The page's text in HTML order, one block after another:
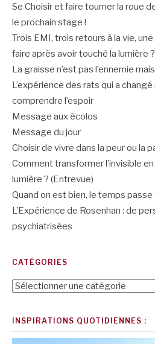
Se Choisir et faire tourner la roue
le prochain stage !
Trois EMI, trois retours à la vie,
faire après avoir touché la lumière ?
La graisse n’est pas l’ennemie
L’expérience des rats qui a
comprendre l’espoir
Message aux écolos
Message du jour
Choisir de vivre dans la peur ou la
Comment transformer l’invisible
lumière ? (Entrevue)
Quand on est bien, le temps passe
L’Expérience de Rosenhan : de
psychiatrisées
CATÉGORIES
Catégories
INSPIRATIONS QUOTIDIENNES :